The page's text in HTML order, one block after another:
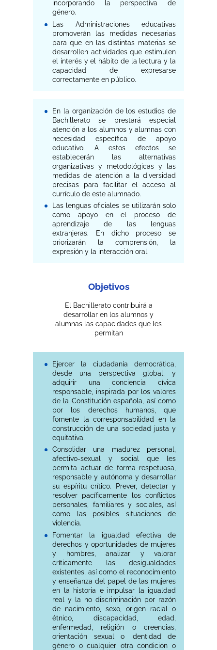
incorporando la perspectiva de
género.
Las Administraciones educativas
promoverán las medidas necesarias
para que en las distintas materias se
desarrollen actividades que estimulen
el interés y el hábito de la lectura y la
capacidad de expresarse
correctamente en público.
En la organización de los estudios de
Bachillerato se prestará especial
atención a los alumnos y alumnas con
necesidad específica de apoyo
educativo. A estos efectos se
establecerán las alternativas
organizativas y metodológicas y las
medidas de atención a la diversidad
precisas para facilitar el acceso al
currículo de este alumnado.
Las lenguas oficiales se utilizarán solo
como apoyo en el proceso de
aprendizaje de las lenguas
extranjeras. En dicho proceso se
priorizarán la comprensión, la
expresión y la interacción oral.
Objetivos
El Bachillerato contribuirá a
desarrollar en los alumnos y
alumnas las capacidades que les
permitan
Ejercer la ciudadanía democrática,
desde una perspectiva global, y
adquirir una conciencia cívica
responsable, inspirada por los valores
de la Constitución española, así como
por los derechos humanos, que
fomente la corresponsabilidad en la
construcción de una sociedad justa y
equitativa.
Consolidar una madurez personal,
afectivo-sexual y social que les
permita actuar de forma respetuosa,
responsable y autónoma y desarrollar
su espíritu crítico. Prever, detectar y
resolver pacíficamente los conflictos
personales, familiares y sociales, así
como las posibles situaciones de
violencia.
Fomentar la igualdad efectiva de
derechos y oportunidades de mujeres
y hombres, analizar y valorar
críticamente las desigualdades
existentes, así como el reconocimiento
y enseñanza del papel de las mujeres
en la historia e impulsar la igualdad
real y la no discriminación por razón
de nacimiento, sexo, origen racial o
étnico, discapacidad, edad,
enfermedad, religión o creencias,
orientación sexual o identidad de
género o cualquier otra condición o